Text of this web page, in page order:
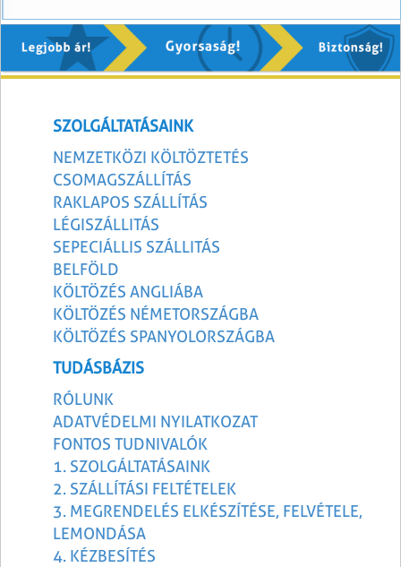
SZOLGÁLTATÁSAINK
NEMZETKÖZI KÖLTÖZTETÉS
CSOMAGSZÁLLÍTÁS
RAKLAPOS SZÁLLÍTÁS
LÉGISZÁLLITÁS
SEPECIÁLLIS SZÁLLITÁS
BELFÖLD
KÖLTÖZÉS ANGLIÁBA
KÖLTÖZÉS NÉMETORSZÁGBA
KÖLTÖZÉS SPANYOLORSZÁGBA
TUDÁSBÁZIS
RÓLUNK
ADATVÉDELMI NYILATKOZAT
FONTOS TUDNIVALÓK
1. SZOLGÁLTATÁSAINK
2. SZÁLLÍTÁSI FELTÉTELEK
3. MEGRENDELÉS ELKÉSZÍTÉSE, FELVÉTELE,
LEMONDÁSA
4. KÉZBESÍTÉS